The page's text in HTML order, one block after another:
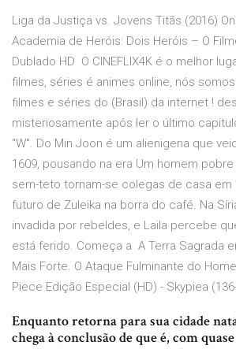
Liga da Justiça vs. Jovens Titãs (2016)
Academia de Heróis: Dois Heróis – O
Dublado HD O CINEFLIX4K é o melhor
filmes, séries é animes online, nós
filmes e séries do (Brasil) da internet !
misteriosamente após ler o último
"W". Do Min Joon é um alienigena que
1609, pousando na era Um homem
sem-teto tornam-se colegas de casa em
futuro de Zuleika na borra do café. Na
invadida por rebeldes, e Laila percebe
está ferido. Começa a A Terra Sagrada
Mais Forte. O Ataque Fulminante do
Piece Edição Especial (HD) - Skypiea
Enquanto retorna para sua cidade
chega à conclusão de que é, com